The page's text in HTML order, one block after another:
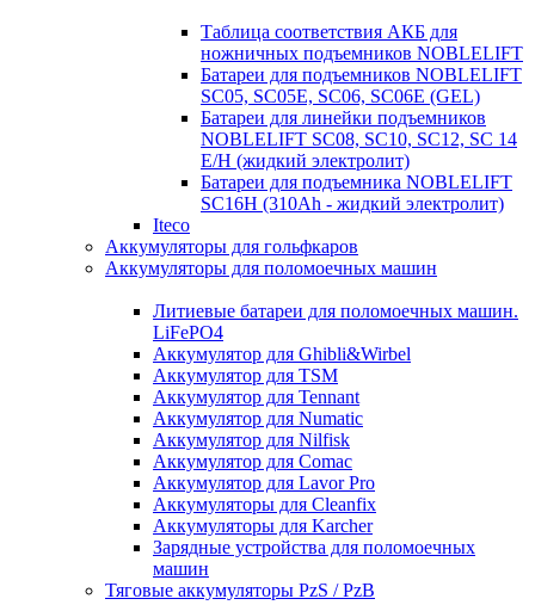
Таблица соответствия АКБ для
ножничных подъемников NOBLELIFT
Батареи для подъемников NOBLELIFT
SC05, SC05E, SC06, SC06E (GEL)
Батареи для линейки подъемников
NOBLELIFT SC08, SC10, SC12, SC 14
E/H (жидкий электролит)
Батареи для подъемника NOBLELIFT
SC16H (310Ah - жидкий электролит)
Iteco
Аккумуляторы для гольфкаров
Аккумуляторы для поломоечных машин
Литиевые батареи для поломоечных машин.
LiFePO4
Аккумулятор для Ghibli&Wirbel
Аккумулятор для TSM
Аккумулятор для Tennant
Аккумулятор для Numatic
Аккумулятор для Nilfisk
Аккумулятор для Comac
Аккумулятор для Lavor Pro
Аккумуляторы для Cleanfix
Аккумуляторы для Karcher
Зарядные устройства для поломоечных
машин
Тяговые аккумуляторы PzS / PzB